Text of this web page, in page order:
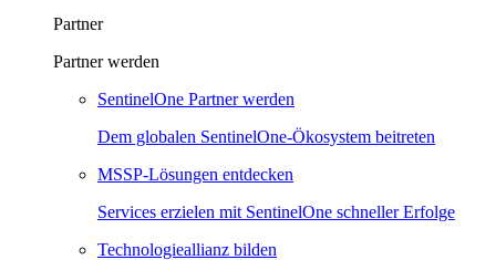
Partner
Partner werden
SentinelOne Partner werden
Dem globalen SentinelOne-Ökosystem beitreten
MSSP-Lösungen entdecken
Services erzielen mit SentinelOne schneller Erfolge
Technologieallianz bilden